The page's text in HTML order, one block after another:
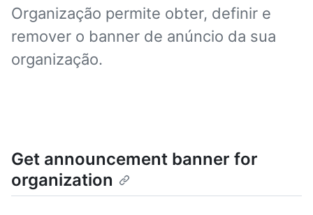
Organização permite obter, definir e
remover o banner de anúncio da sua
organização.
Get announcement banner for
organization